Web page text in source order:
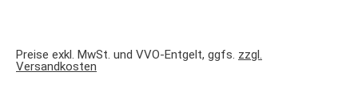
Preise exkl. MwSt. und VVO-Entgelt, ggfs. zzgl.
Versandkosten